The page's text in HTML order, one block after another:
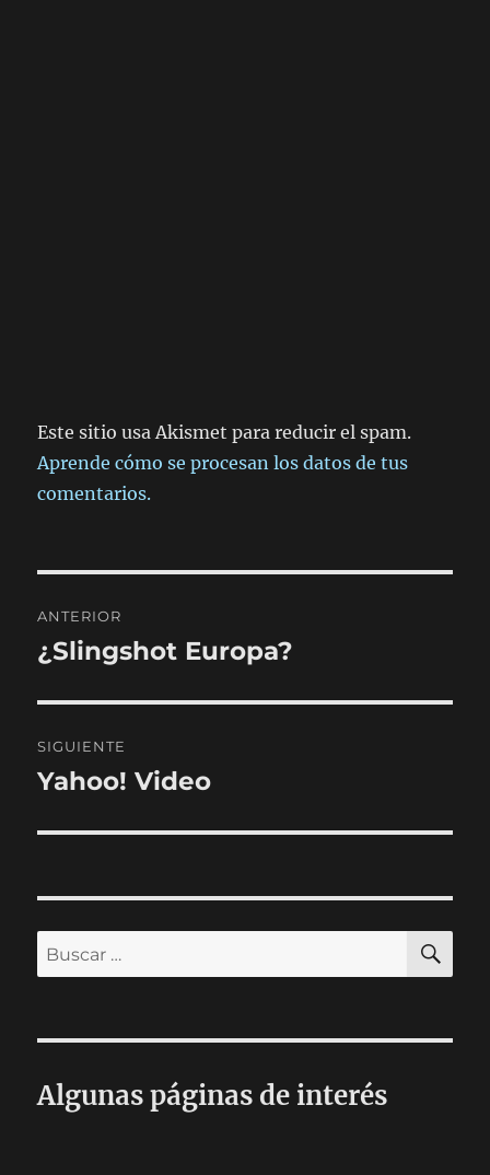
Este sitio usa Akismet para reducir el spam.
Aprende cómo se procesan los datos de tus
comentarios.
de
ANTERIOR
Entrada
¿Slingshot Europa?
SIGUIENTE
Entrada
Yahoo! Video
Buscar
por:
Algunas páginas de interés